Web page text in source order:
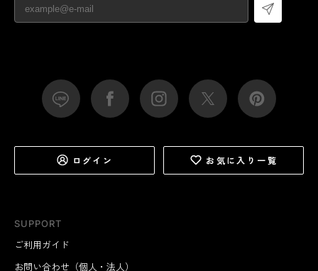
SUPPORT
ご利用ガイド
お問い合わせ（個人・法人）
ログイン お気に入り一覧